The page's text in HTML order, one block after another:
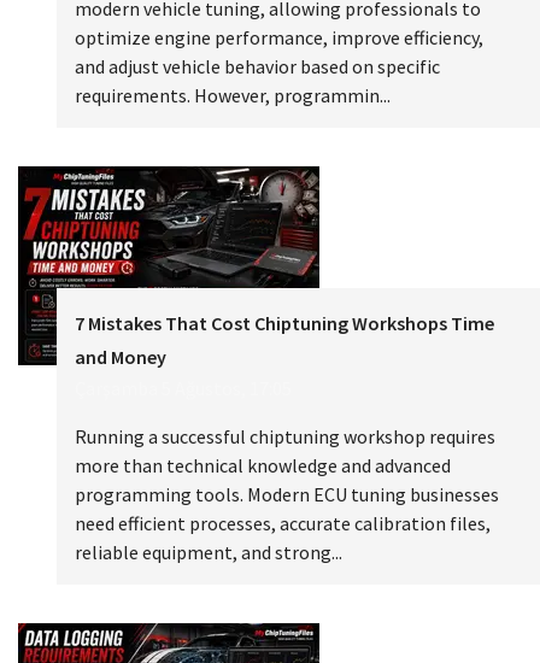
modern vehicle tuning, allowing professionals to
optimize engine performance, improve efficiency,
and adjust vehicle behavior based on specific
requirements. However, programmin...
7 Mistakes That Cost Chiptuning Workshops Time
and Money
Running a successful chiptuning workshop requires
more than technical knowledge and advanced
programming tools. Modern ECU tuning businesses
need efficient processes, accurate calibration files,
reliable equipment, and strong...